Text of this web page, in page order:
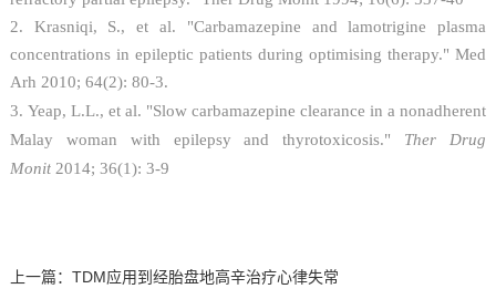
2. Krasniqi, S., et al. "Carbamazepine and lamotrigine plasma
concentrations in epileptic patients during optimising therapy." Med
Arh 2010; 64(2): 80-3.
3. Yeap, L.L., et al. "Slow carbamazepine clearance in a nonadherent
Malay woman with epilepsy and thyrotoxicosis." Ther Drug
Monit 2014; 36(1): 3-9
上一篇： TDM应用到经胎盘地高辛治疗心律失常